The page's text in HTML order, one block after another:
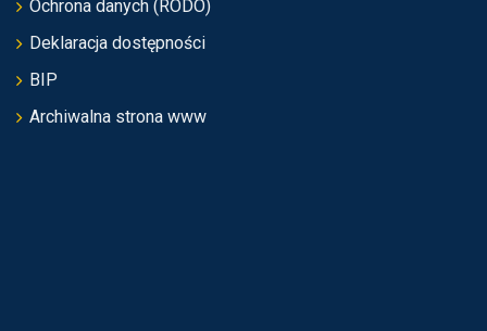
Ochrona danych (RODO)
Deklaracja dostępności
BIP
Archiwalna strona www